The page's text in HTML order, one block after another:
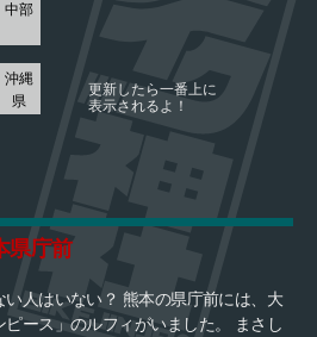
中部
沖縄
県
更新したら一番上に
表示されるよ！
県庁前
い人はいない？ 熊本の県庁前には、大
ピース」のルフィがいました。 まさし